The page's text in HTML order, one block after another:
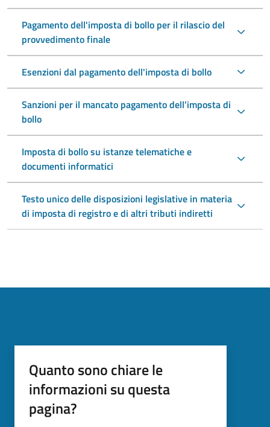
Pagamento dell'imposta di bollo per il rilascio del
provvedimento finale
Esenzioni dal pagamento dell'imposta di bollo
Sanzioni per il mancato pagamento dell’imposta di
bollo
Imposta di bollo su istanze telematiche e
documenti informatici
Testo unico delle disposizioni legislative in materia
di imposta di registro e di altri tributi indiretti
Quanto sono chiare le
informazioni su questa
pagina?